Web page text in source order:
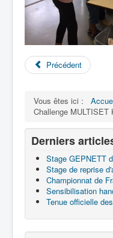
Précédent
Vous êtes ici :
Challenge MULTISET
Derniers
Stage GEPNETT
Stage de reprise
Championnat de
Sensibilisation
Tenue officielle